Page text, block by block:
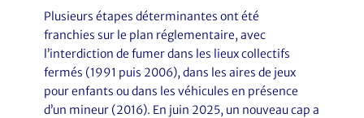
Plusieurs étapes déterminantes ont été
franchies sur le plan réglementaire, avec
l’interdiction de fumer dans les lieux collectifs
fermés (1991 puis 2006), dans les aires de jeux
pour enfants ou dans les véhicules en présence
d’un mineur (2016). En juin 2025, un nouveau cap a